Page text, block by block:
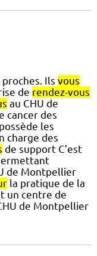
Ils vous
de rendez-vous
au CHU de
cancer des
les
charge des
de support C’est
de Montpellier
la pratique de la
un centre de
de Montpellier